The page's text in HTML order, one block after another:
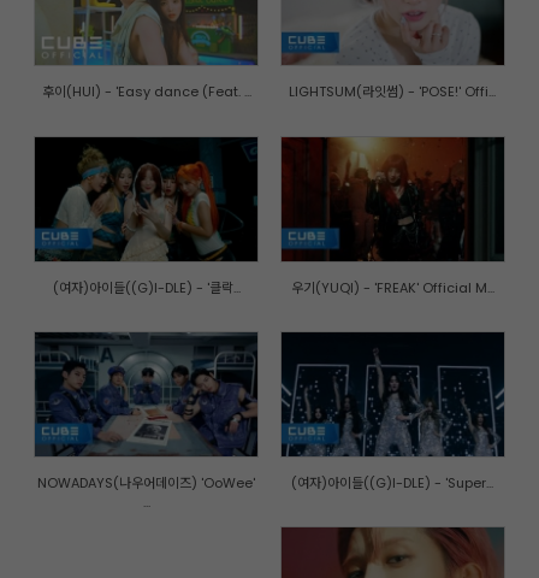
후이(HUI) - 'Easy dance (Feat. ... LIGHTSUM(라잇썸) - 'POSE!' Offi...
(여자)아이들((G)I-DLE) - '클락... 우기(YUQI) - 'FREAK' Official M...
NOWADAYS(나우어데이즈) 'OoWee'
...
(여자)아이들((G)I-DLE) - 'Super...